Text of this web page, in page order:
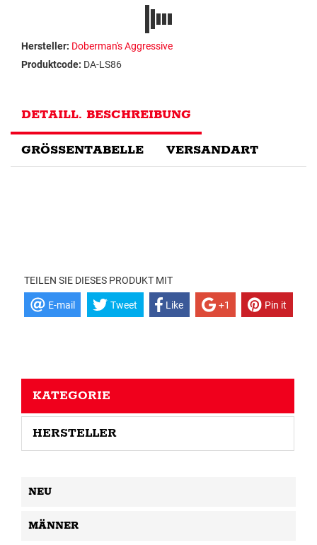
Hersteller: Doberman's Aggressive
Produktcode: DA-LS86
DETAILL. BESCHREIBUNG
GRÖSSENTABELLE VERSANDART
TEILEN SIE DIESES PRODUKT MIT
E-mail Tweet Like +1 Pin it
KATEGORIE
HERSTELLER
NEU
MÄNNER